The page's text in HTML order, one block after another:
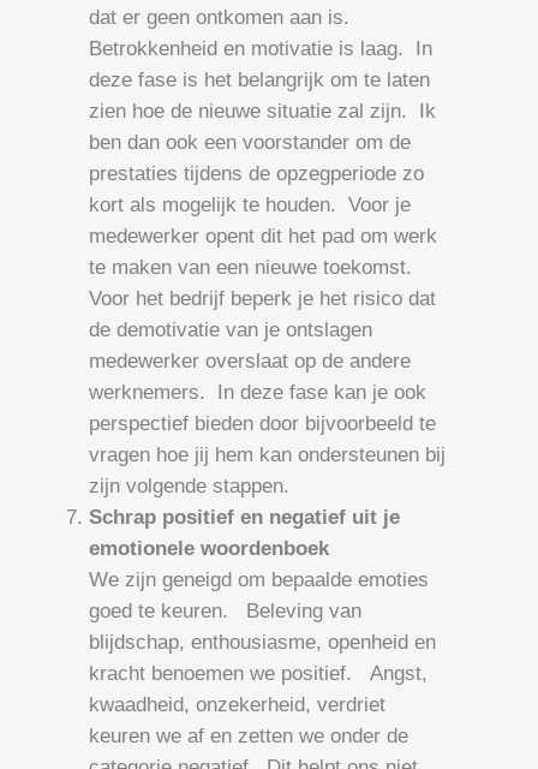
dat er geen ontkomen aan is.
Betrokkenheid en motivatie is laag. In
deze fase is het belangrijk om te laten
zien hoe de nieuwe situatie zal zijn. Ik
ben dan ook een voorstander om de
prestaties tijdens de opzegperiode zo
kort als mogelijk te houden. Voor je
medewerker opent dit het pad om werk
te maken van een nieuwe toekomst.
Voor het bedrijf beperk je het risico dat
de demotivatie van je ontslagen
medewerker overslaat op de andere
werknemers. In deze fase kan je ook
perspectief bieden door bijvoorbeeld te
vragen hoe jij hem kan ondersteunen bij
zijn volgende stappen.
Schrap positief en negatief uit je
emotionele woordenboek
We zijn geneigd om bepaalde emoties
goed te keuren. Beleving van
blijdschap, enthousiasme, openheid en
kracht benoemen we positief. Angst,
kwaadheid, onzekerheid, verdriet
keuren we af en zetten we onder de